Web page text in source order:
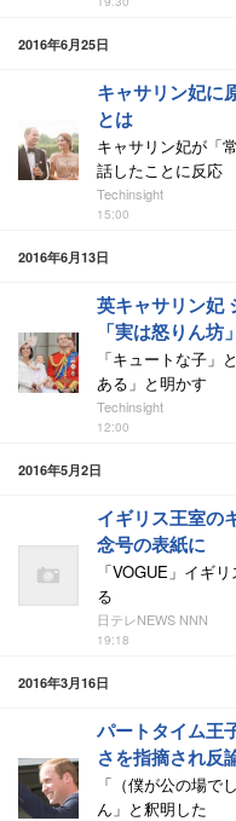
2016年6月25日
キャサリン妃に
とは
キャサリン妃が「
話したことに反応
Techinsight
15:00
2016年6月13日
英キャサリン妃
「実は怒りん坊」
「キュートな子」
ある」と明かす
Techinsight
12:00
2016年5月2日
イギリス王室の
念号の表紙に
「VOGUE」イギ
る
日テレNEWS NNN
19:18
2016年3月16日
パートタイム王
さを指摘され反
「（僕が公の場で
ん」と釈明した